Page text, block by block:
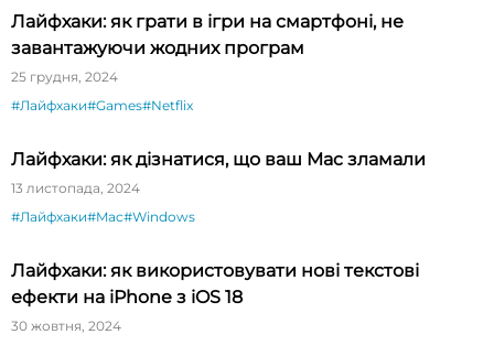
Лайфхаки: як грати в ігри на смартфоні, не
завантажуючи жодних програм
25 грудня, 2024
#Лайфхаки#Games#Netflix
Лайфхаки: як дізнатися, що ваш Mac зламали
13 листопада, 2024
#Лайфхаки#Mac#Windows
Лайфхаки: як використовувати нові текстові
ефекти на iPhone з iOS 18
30 жовтня, 2024